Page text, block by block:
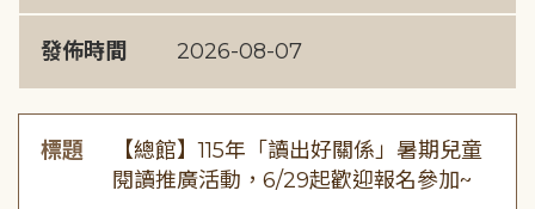
發佈時間 2026-08-07
標題
【總館】115年「讀出好關係」暑期兒童
閱讀推廣活動，6/29起歡迎報名參加~